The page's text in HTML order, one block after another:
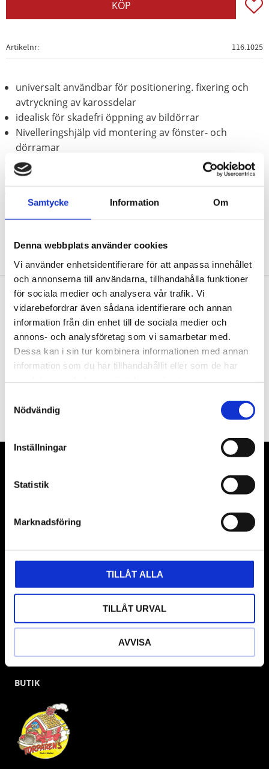
Samtycke Information Om
Denna webbplats använder cookies
Vi använder enhetsidentifierare för att anpassa innehållet
och annonserna till användarna, tillhandahålla funktioner
för sociala medier och analysera vår trafik. Vi
vidarebefordrar även sådana identifierare och annan
information från din enhet till de sociala medier och
annons- och analysföretag som vi samarbetar med.
Dessa kan i sin tur kombinera informationen med annan
information som du har tillhandahållit eller som de har
Nödvändig
Inställningar
Statistik
Marknadsföring
TILLÅT ALLA
TILLÅT URVAL
AVVISA
KÖP
Artikelnr 116.1025
universalt användbar för positionering. fixering och
avtryckning av karossdelar
idealisk för skadefri öppning av bildörrar
Nivelleringshjälp vid montering av fönster- och
dörramar
extremt hög tryckkraft
lätt pumpning genom handpump
Nyhetsbrev
PRENUMERERA
Dina personuppgifter behandlas i enlighet med vår integritetspolicy.
Våra främsta leverantörer är KS Tools verktyg, ATH billyftar
& däckmaskiner och Master luftmaskiner. Kontakta oss
gärna om vad som helst då vi gör vårt yttersta för att hjälpa
kunden.
BUTIK